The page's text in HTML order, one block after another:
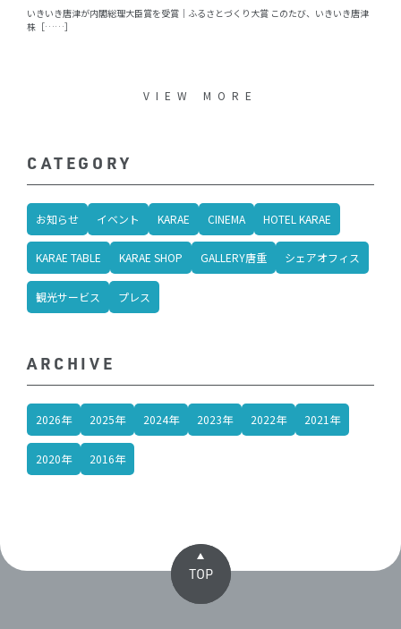
CATEGORY
お知らせ イベント KARAE CINEMA HOTEL KARAE
KARAE TABLE KARAE SHOP GALLERY唐重 シェアオフィス
観光サービス プレス
ARCHIVE
2026年 2025年 2024年 2023年 2022年 2021年
2020年 2016年
いきいき唐津が内閣総理大臣賞を受賞｜ふるさとづくり大賞 このたび、いきいき唐津
株［……］
VIEW MORE
TOP